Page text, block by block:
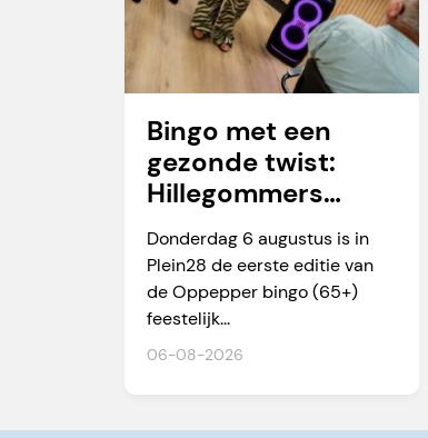
06-08-2026
Bingo met een
gezonde twist:
Hillegommers
winnen meer dan
alleen een prijs
Donderdag 6 augustus is in
Plein28 de eerste editie van
de Oppepper bingo (65+)
feestelijk...